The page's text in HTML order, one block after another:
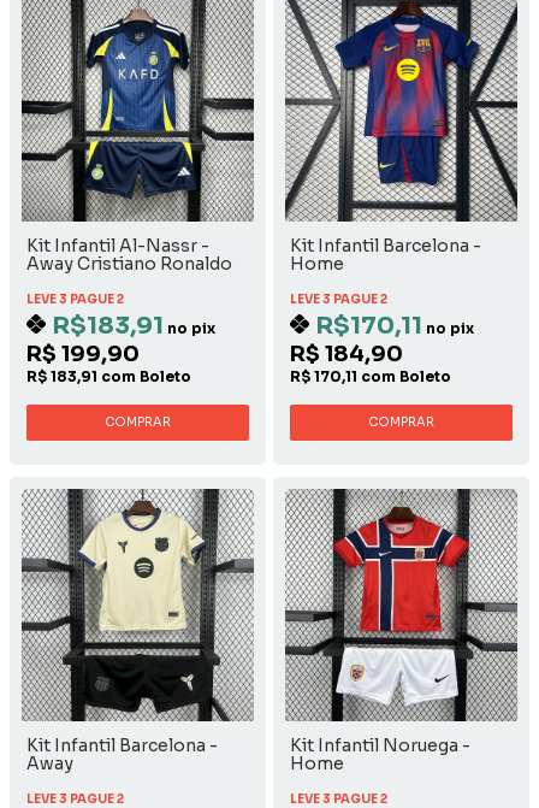
Kit Infantil Al-Nassr -
Away Cristiano Ronaldo
LEVE 3 PAGUE 2
R$183,91 no pix
R$ 199,90
R$ 183,91 com Boleto
COMPRAR
Kit Infantil Barcelona -
Home
LEVE 3 PAGUE 2
R$170,11 no pix
R$ 184,90
R$ 170,11 com Boleto
COMPRAR
Kit Infantil Barcelona -
Away
LEVE 3 PAGUE 2
Kit Infantil Noruega -
Home
LEVE 3 PAGUE 2